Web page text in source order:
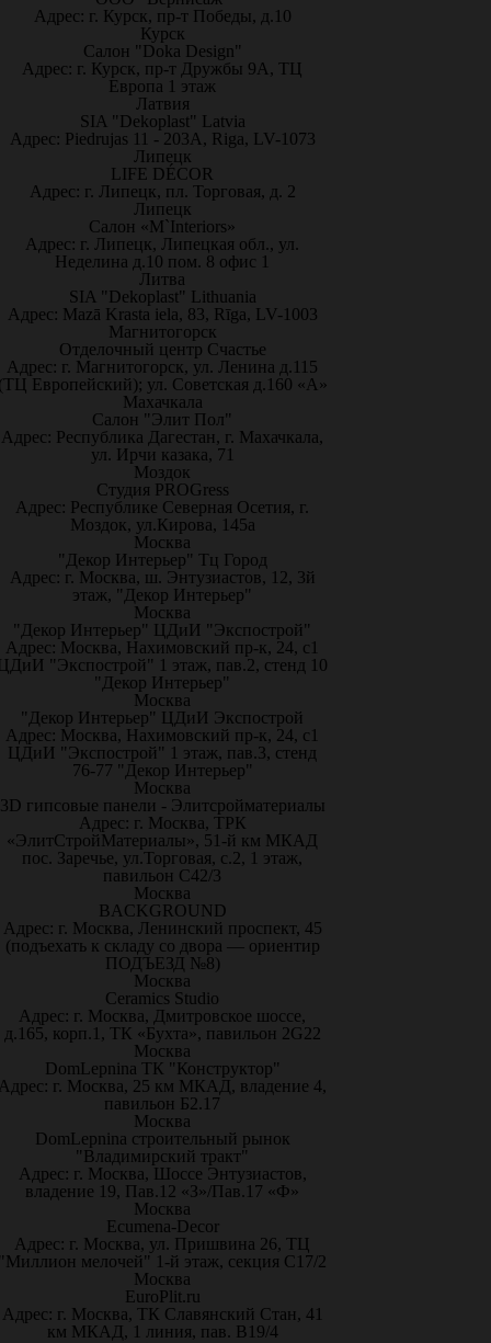
Адрес: г. Курск, пр-т Победы, д.10
Курск
Салон "Doka Design"
Адрес: г. Курск, пр-т Дружбы 9А, ТЦ
Европа 1 этаж
Латвия
SIA "Dekoplast" Latvia
Адрес: Piedrujas 11 - 203A, Riga, LV-1073
Липецк
LIFE DÉCOR
Адрес: г. Липецк, пл. Торговая, д. 2
Липецк
Салон «M`Interiors»
Адрес: г. Липецк, Липецкая обл., ул.
Неделина д.10 пом. 8 офис 1
Литва
SIA "Dekoplast" Lithuania
Адрес: Mazā Krasta iela, 83, Rīga, LV-1003
Магнитогорск
Отделочный центр Счастье
Адрес: г. Магнитогорск, ул. Ленина д.115
Европейский); ул. Советская д.160 «А»
Махачкала
Салон "Элит Пол"
Адрес: Республика Дагестан, г. Махачкала,
ул. Ирчи казака, 71
Моздок
Студия PROGress
Адрес: Республике Северная Осетия, г.
Моздок, ул.Кирова, 145а
Москва
"Декор Интерьер" Тц Город
Адрес: г. Москва, ш. Энтузиастов, 12, 3й
этаж, "Декор Интерьер"
Москва
"Декор Интерьер" ЦДиИ "Экспострой"
Адрес: Москва, Нахимовский пр-к, 24, с1
"Экспострой" 1 этаж, пав.2, стенд 10
"Декор Интерьер"
Москва
"Декор Интерьер" ЦДиИ Экспострой
Адрес: Москва, Нахимовский пр-к, 24, с1
ЦДиИ "Экспострой" 1 этаж, пав.3, стенд
76-77 "Декор Интерьер"
Москва
3D гипсовые панели - Элитсройматериалы
Адрес: г. Москва, ТРК
«ЭлитСтройМатериалы», 51-й км МКАД
пос. Заречье, ул.Торговая, с.2, 1 этаж,
павильон С42/3
Москва
BACKGROUND
Адрес: г. Москва, Ленинский проспект, 45
(подъехать к складу со двора — ориентир
ПОДЪЕЗД №8)
Москва
Ceramics Studio
Адрес: г. Москва, Дмитровское шоссе,
д.165, корп.1, ТК «Бухта», павильон 2G22
Москва
DomLepnina ТК "Конструктор"
г. Москва, 25 км МКАД, владение 4,
павильон Б2.17
Москва
DomLepnina строительный рынок
"Владимирский тракт"
Адрес: г. Москва, Шоссе Энтузиастов,
владение 19, Пав.12 «З»/Пав.17 «Ф»
Москва
Ecumena-Decor
Адрес: г. Москва, ул. Пришвина 26, ТЦ
мелочей" 1-й этаж, секция С17/2
Москва
EuroPlit.ru
Адрес: г. Москва, ТК Славянский Стан, 41
км МКАД, 1 линия, пав. В19/4